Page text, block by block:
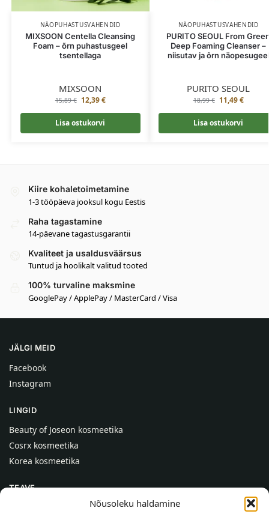
Nõusoleku haldamine
NÄOPUHASTUSVAHENDID
MIXSOON Centella Cleansing
Foam – õrn puhastusgeel
tsentellaga
MIXSOON
15,89€ 12,39€
Lisa ostukorvi
NÄOPUHASTUSVAHENDID
PURITO SEOUL From
Deep Foaming Cleanser –
niisutav ja õrn näopesugeel
PURITO SEOUL
18,99€ 11,49€
Lisa ostukorvi
Kiire kohaletoimetamine
1-3 tööpäeva jooksul kogu Eestis
Raha tagastamine
14-päevane tagastusgarantii
Kvaliteet ja usaldusväärsus
Tuntud ja hoolikalt valitud tooted
100% turvaline maksmine
GooglePay / ApplePay / MasterCard / Visa
JÄLGI MEID
Facebook
Instagram
LINGID
Beauty of Joseon kosmeetika
Cosrx kosmeetika
Korea kosmeetika
TEAVE